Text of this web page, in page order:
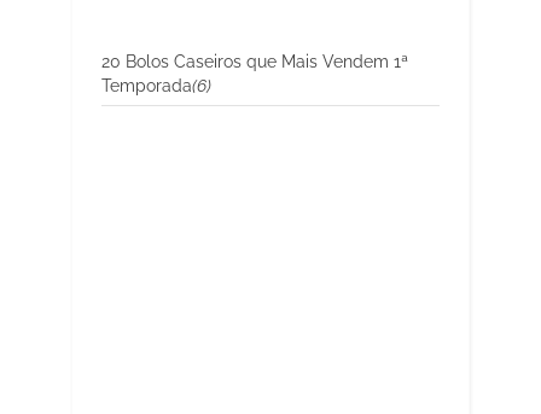
20 Bolos Caseiros que Mais Vendem 1ª
Temporada(6)